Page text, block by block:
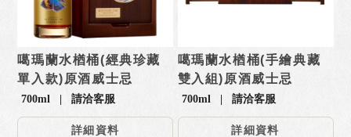
噶瑪蘭水楢桶(經典珍藏
單入款)原酒威士忌
700ml | 請洽客服
詳細資料
噶瑪蘭水楢桶(手繪典藏
雙入組)原酒威士忌
700ml | 請洽客服
詳細資料